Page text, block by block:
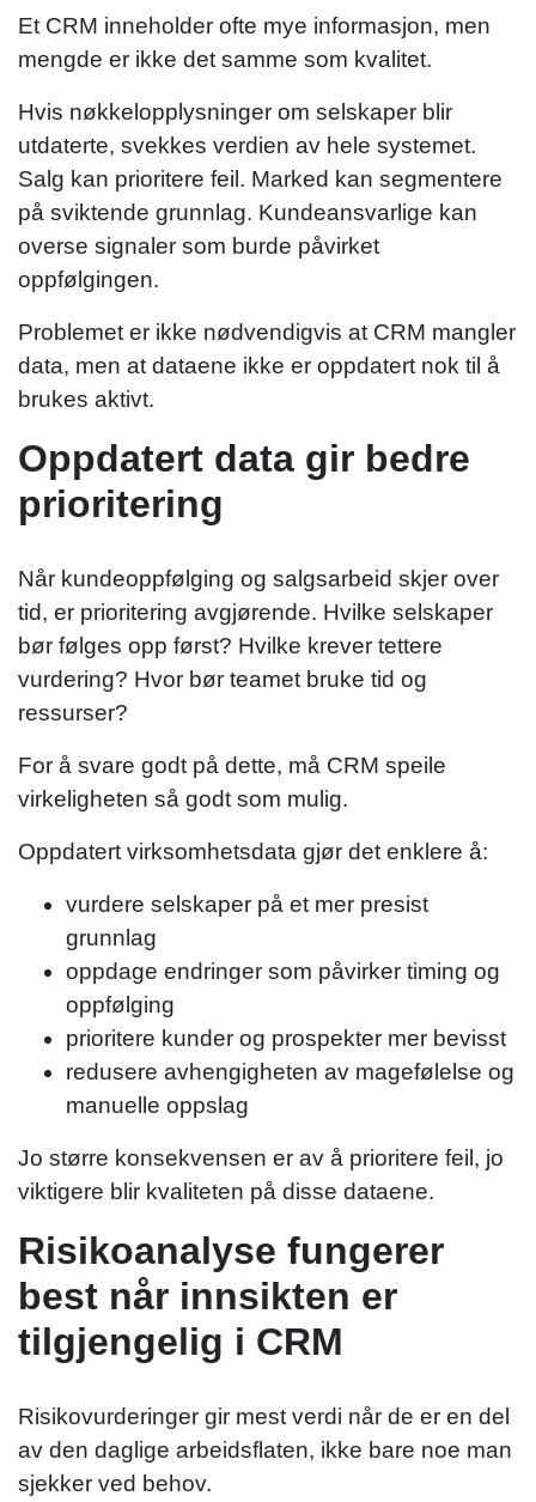
Et CRM inneholder ofte mye informasjon, men
mengde er ikke det samme som kvalitet.
Hvis nøkkelopplysninger om selskaper blir
utdaterte, svekkes verdien av hele systemet.
Salg kan prioritere feil. Marked kan segmentere
på sviktende grunnlag. Kundeansvarlige kan
overse signaler som burde påvirket
oppfølgingen.
Problemet er ikke nødvendigvis at CRM mangler
data, men at dataene ikke er oppdatert nok til å
brukes aktivt.
Oppdatert data gir bedre
prioritering
Når kundeoppfølging og salgsarbeid skjer over
tid, er prioritering avgjørende. Hvilke selskaper
bør følges opp først? Hvilke krever tettere
vurdering? Hvor bør teamet bruke tid og
ressurser?
For å svare godt på dette, må CRM speile
virkeligheten så godt som mulig.
Oppdatert virksomhetsdata gjør det enklere å:
vurdere selskaper på et mer presist
grunnlag
oppdage endringer som påvirker timing og
oppfølging
prioritere kunder og prospekter mer bevisst
redusere avhengigheten av magefølelse og
manuelle oppslag
Jo større konsekvensen er av å prioritere feil, jo
viktigere blir kvaliteten på disse dataene.
Risikoanalyse fungerer
best når innsikten er
tilgjengelig i CRM
Risikovurderinger gir mest verdi når de er en del
av den daglige arbeidsflaten, ikke bare noe man
sjekker ved behov.